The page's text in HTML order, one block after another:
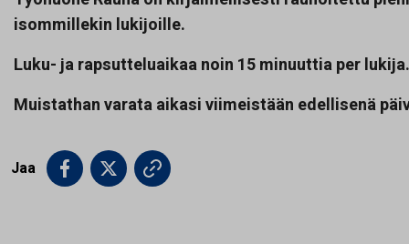
isommillekin lukijoille.
Luku- ja rapsutteluaikaa noin 15 minuuttia per lukija.
Muistathan varata aikasi viimeistään edellisenä
Jaa